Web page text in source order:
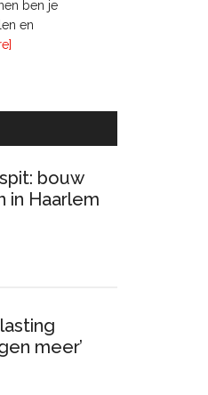
ben je
en
bouw
in Haarlem
meer’